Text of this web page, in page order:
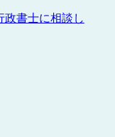
政書士に相談し